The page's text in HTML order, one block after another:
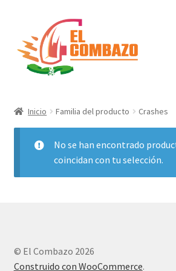
DJ, Audio e Iluminación PRO
Grabación de Audio & Video
Marcas
Inicio Familia del producto Crashes
No se han encontrado
coincidan con tu selección.
© El Combazo 2026
Construido con WooCommerce.